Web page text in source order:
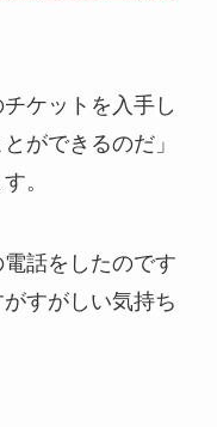
ケットを入手し
ができるのだ」
。
話をしたのです
すがしい気持ち